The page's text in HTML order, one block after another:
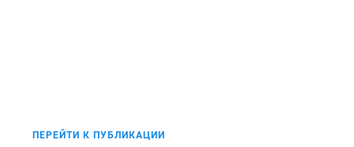
ПЕРЕЙТИ К ПУБЛИКАЦИИ